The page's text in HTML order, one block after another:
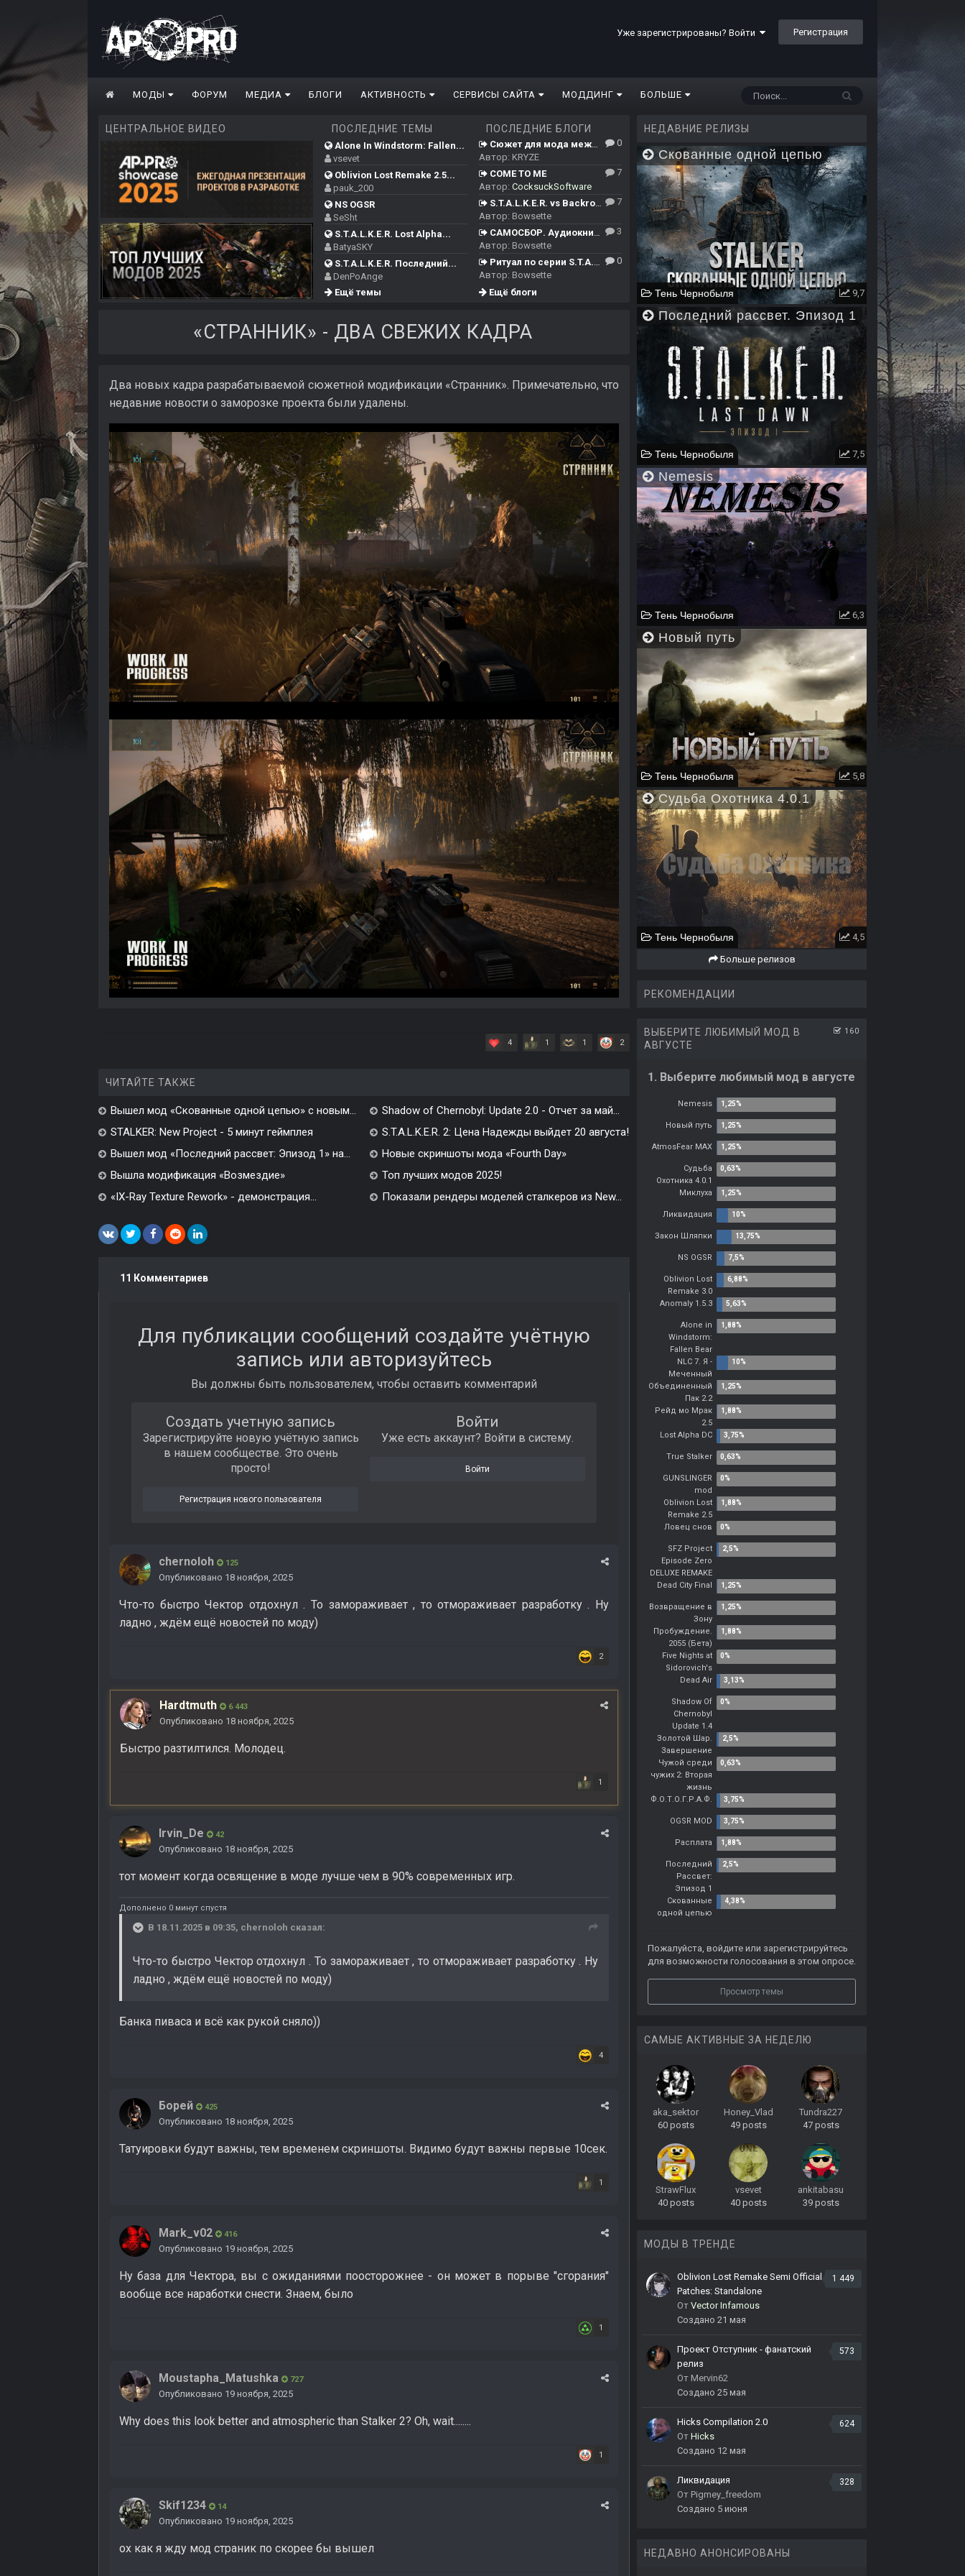
Уже зарегистрированы? Войти Регистрация
МОДЫ ФОРУМ МЕДИА БЛОГИ АКТИВНОСТЬ СЕРВИСЫ САЙТА МОДДИНГ БОЛЬШЕ
ЦЕНТРАЛЬНОЕ ВИДЕО ПОСЛЕДНИЕ ТЕМЫ
Alone In Windstorm: Fallen...
vsevet
Oblivion Lost Remake 2.5...
pauk_200
NS OGSR
SeSht
S.T.A.L.K.E.R. Lost Alpha...
BatyaSKY
S.T.A.L.K.E.R. Последний...
DenPoAnge
Ещё темы
ПОСЛЕДНИЕ БЛОГИ
Сюжет для мода между ЧН/ТЧ/ЗП и Сердцем Чернобыля
Автор: KRYZE
0
COME TO ME
Автор: CocksuckSoftware
7
S.T.A.L.K.E.R. vs Backrooms
Автор: Bowsette
7
САМОСБОР. Аудиокнига.
Автор: Bowsette
3
Ритуал по серии S.T.A.L.K.E.R.
Автор: Bowsette
0
Ещё блоги
«СТРАННИК» - ДВА СВЕЖИХ КАДРА
Два новых кадра разрабатываемой сюжетной модификации «Странник». Примечательно, что
недавние новости о заморозке проекта были удалены.
4 1 1 2
ЧИТАЙТЕ ТАКЖЕ
Вышел мод «Скованные одной цепью» с новым...
Shadow of Chernobyl: Update 2.0 - Отчет за май...
STALKER: New Project - 5 минут геймплея
S.T.A.L.K.E.R. 2: Цена Надежды выйдет 20 августа!
Вышел мод «Последний рассвет: Эпизод 1» на...
Новые скриншоты мода «Fourth Day»
Вышла модификация «Возмездие»
Топ лучших модов 2025!
«IX-Ray Texture Rework» - демонстрация...
Показали рендеры моделей сталкеров из New...
11 Комментариев
Для публикации сообщений создайте учётную
запись или авторизуйтесь
Вы должны быть пользователем, чтобы оставить комментарий
Создать учетную запись
Зарегистрируйте новую учётную запись
в нашем сообществе. Это очень
просто!
Регистрация нового пользователя
Войти
Уже есть аккаунт? Войти в систему.
Войти
chernoloh 125
Опубликовано 18 ноября, 2025
Что-то быстро Чектор отдохнул . То замораживает , то отмораживает разработку . Ну
ладно , ждём ещё новостей по моду)
2
Hardtmuth 6 443
Опубликовано 18 ноября, 2025
Быстро разтилтился. Молодец.
1
Irvin_De 42
Опубликовано 18 ноября, 2025
тот момент когда освящение в моде лучше чем в 90% современных игр.
Дополнено 0 минут спустя
В 18.11.2025 в 09:35, chernoloh сказал:
Что-то быстро Чектор отдохнул . То замораживает , то отмораживает разработку . Ну
ладно , ждём ещё новостей по моду)
Банка пиваса и всё как рукой сняло))
4
Борей 425
Опубликовано 18 ноября, 2025
Татуировки будут важны, тем временем скриншоты. Видимо будут важны первые 10сек.
1
Mark_v02 416
Опубликовано 19 ноября, 2025
Ну база для Чектора, вы с ожиданиями поосторожнее - он может в порыве "сгорания"
вообще все наработки снести. Знаем, было
1
Moustapha_Matushka 727
Опубликовано 19 ноября, 2025
Why does this look better and atmospheric than Stalker 2? Oh, wait........
1
Skif1234 14
Опубликовано 19 ноября, 2025
ох как я жду мод страник по скорее бы вышел
НЕДАВНИЕ РЕЛИЗЫ
Скованные одной цепью
Тень Чернобыля 9,7
Последний рассвет. Эпизод 1
Тень Чернобыля 7,5
Nemesis
Тень Чернобыля 6,3
Новый путь
Тень Чернобыля 5,8
Судьба Охотника 4.0.1
Тень Чернобыля 4,5
Больше релизов
РЕКОМЕНДАЦИИ
160
ВЫБЕРИТЕ ЛЮБИМЫЙ МОД В
АВГУСТЕ
1. Выберите любимый мод в августе
Nemesis
Новый путь
AtmosFear MAX
Судьба
Охотника 4.0.1
Миклуха
Ликвидация
Закон Шляпки
NS OGSR
Oblivion Lost
Remake 3.0
Anomaly 1.5.3
Alone in
Windstorm:
Fallen Bear
NLC 7. Я -
Меченный
Объединенный
Пак 2.2
Рейд мо Мрак
2.5
Lost Alpha DC
True Stalker
GUNSLINGER
mod
Oblivion Lost
Remake 2.5
Ловец снов
SFZ Project
Episode Zero
DELUXE REMAKE
Dead City Final
Возвращение в
Зону
Пробуждение.
2055 (Бета)
Five Nights at
Sidorovich's
Dead Air
Shadow Of
Chernobyl
Update 1.4
Золотой Шар.
Завершение
Чужой среди
чужих 2: Вторая
жизнь
Ф.О.Т.О.Г.Р.А.Ф.
OGSR MOD
Расплата
Последний
Рассвет:
Эпизод 1
Скованные
одной цепью
Пожалуйста, войдите или зарегистрируйтесь
для возможности голосования в этом опросе.
Просмотр темы
САМЫЕ АКТИВНЫЕ ЗА НЕДЕЛЮ
aka_sektor
60 posts
Honey_Vlad
49 posts
Tundra227
47 posts
StrawFlux
40 posts
vsevet
40 posts
ankitabasu
39 posts
МОДЫ В ТРЕНДЕ
1 449
Oblivion Lost Remake Semi Official
Patches: Standalone
От Vector Infamous
Создано 21 мая
573
Проект Отступник - фанатский
релиз
От Mervin62
Создано 25 мая
624
Hicks Compilation 2.0
От Hicks
Создано 12 мая
328
Ликвидация
От Pigmey_freedom
Создано 5 июня
НЕДАВНО АНОНСИРОВАНЫ